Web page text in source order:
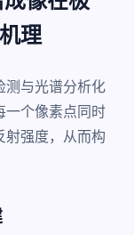
理
测与光谱分析化
一个像素点同时
射强度，从而构